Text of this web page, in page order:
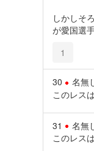
しかしそ
が愛国選
1
30 名無
このレス
31 名無
このレス